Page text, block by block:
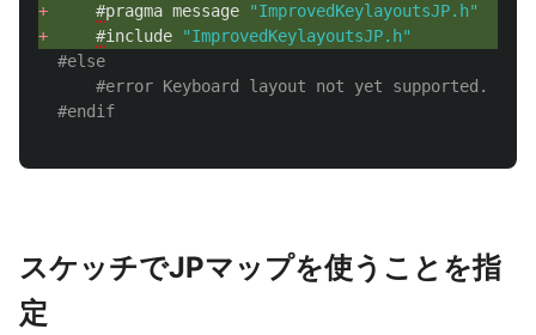
+
#pragma message
"ImprovedKeylayoutsJP.h"
+
#include
"ImprovedKeylayoutsJP.h"
#else
#error Keyboard layout not yet supported.
#endif
スケッチでJPマップを使うことを指
定